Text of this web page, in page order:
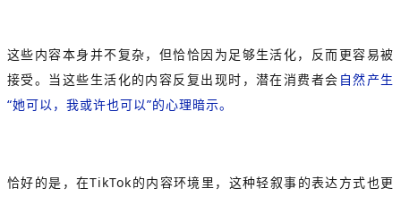
这些内容本身并不复杂，但恰恰因为足够生活化，反而更容易被
接受。当这些生活化的内容反复出现时，潜在消费者会 自然产生
“她可以，我或许也可以”的心理暗示。
恰好的是，在TikTok的内容环境里，这种轻叙事的表达方式也更